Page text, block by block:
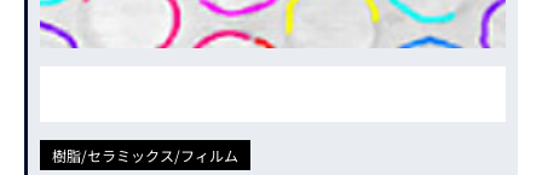
樹脂/セラミックス/フィルム